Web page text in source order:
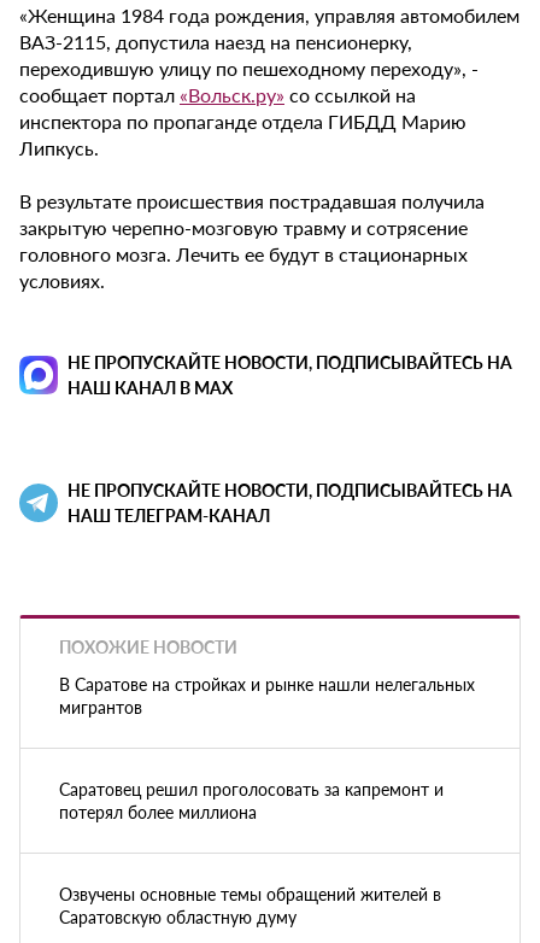
«Женщина 1984 года рождения, управляя автомобилем
ВАЗ-2115, допустила наезд на пенсионерку,
переходившую улицу по пешеходному переходу», -
сообщает портал «Вольск.ру» со ссылкой на
инспектора по пропаганде отдела ГИБДД Марию
Липкусь.
В результате происшествия пострадавшая получила
закрытую черепно-мозговую травму и сотрясение
головного мозга. Лечить ее будут в стационарных
условиях.
НЕ ПРОПУСКАЙТЕ НОВОСТИ, ПОДПИСЫВАЙТЕСЬ НА
НАШ КАНАЛ В MAX
НЕ ПРОПУСКАЙТЕ НОВОСТИ, ПОДПИСЫВАЙТЕСЬ НА
НАШ ТЕЛЕГРАМ-КАНАЛ
ПОХОЖИЕ НОВОСТИ
В Саратове на стройках и рынке нашли нелегальных
мигрантов
Саратовец решил проголосовать за капремонт и
потерял более миллиона
Озвучены основные темы обращений жителей в
Саратовскую областную думу